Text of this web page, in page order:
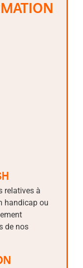
relatives à
handicap ou
de nos